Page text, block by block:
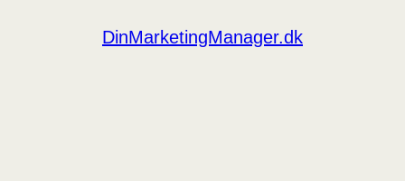
DinMarketingManager.dk